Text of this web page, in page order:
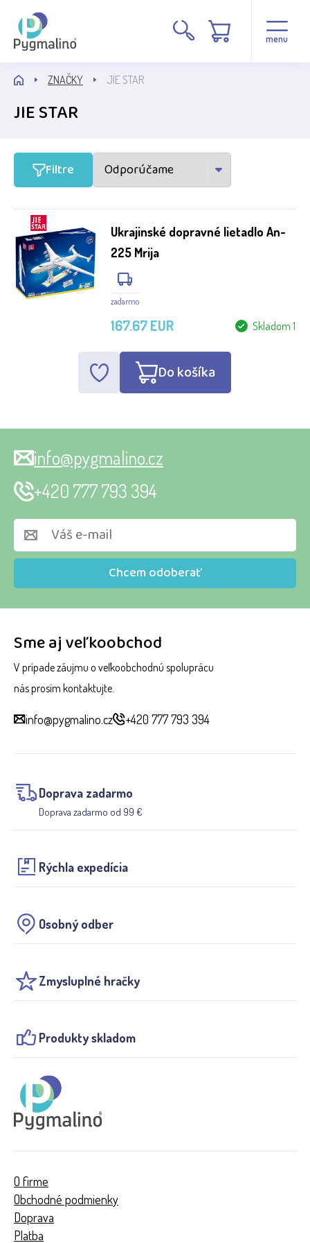
menu
Stav
Novinka
Výrobca
JIE STAR
ZNAČKY JIE STAR
JIE STAR
Filtre
Ukrajinské dopravné lietadlo An-
225 Mrija
zadarmo
Skladom 1
167.67 EUR
Do košíka
Sme aj veľkoobchod
V prípade záujmu o veľkoobchodnú spoluprácu
nás prosím kontaktujte.
info@pygmalino.cz +420 777 793 394
Doprava zadarmo
Doprava zadarmo od 99 €
Rýchla expedícia
Osobný odber
Zmysluplné hračky
Produkty skladom
Chcem odoberať
info@pygmalino.cz
+420 777 793 394
O firme
Obchodné podmienky
Doprava
Platba